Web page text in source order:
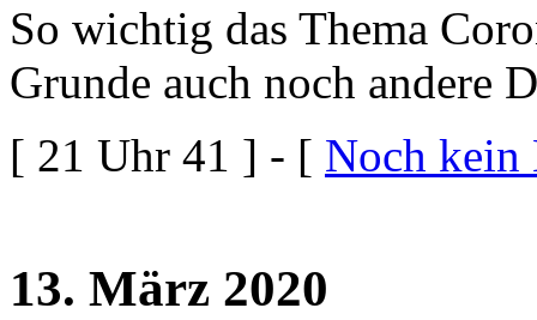
So wichtig das Thema
Grunde auch noch andere
[ 21 Uhr 41 ] - [ Noch kein
13. März 2020